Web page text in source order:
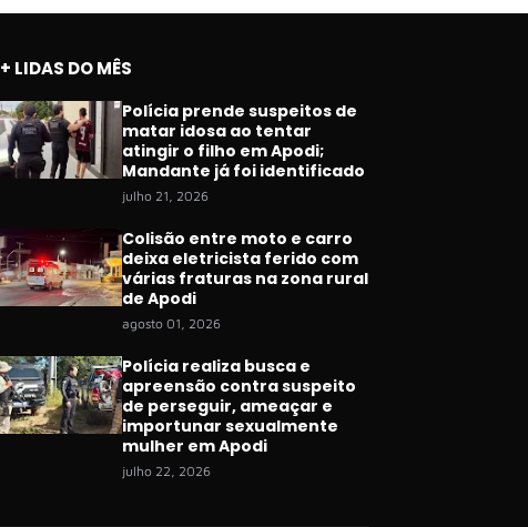
+ LIDAS DO MÊS
Polícia prende suspeitos de
matar idosa ao tentar
atingir o filho em Apodi;
Mandante já foi identificado
julho 21, 2026
Colisão entre moto e carro
deixa eletricista ferido com
várias fraturas na zona rural
de Apodi
agosto 01, 2026
Polícia realiza busca e
apreensão contra suspeito
de perseguir, ameaçar e
importunar sexualmente
mulher em Apodi
julho 22, 2026